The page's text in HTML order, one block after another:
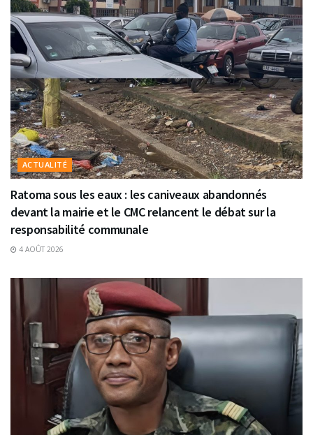
ACTUALITÉ
Ratoma sous les eaux : les caniveaux abandonnés
devant la mairie et le CMC relancent le débat sur la
responsabilité communale
4 AOÛT 2026